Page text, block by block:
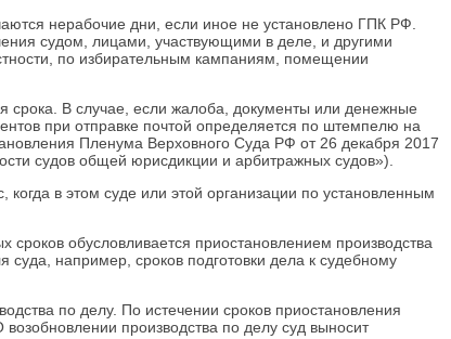
нерабочие дни, если иное не установлено ГПК РФ.
судом, лицами, участвующими в деле, и другими
по избирательным кампаниям, помещении
срока. В случае, если жалоба, документы или денежные
при отправке почтой определяется по штемпелю на
Пленума Верховного Суда РФ от 26 декабря 2017
судов общей юрисдикции и арбитражных судов»).
в этом суде или этой организации по установленным
обусловливается приостановлением производства
суда, например, сроков подготовки дела к судебному
по делу. По истечении сроков приостановления
производства по делу суд выносит